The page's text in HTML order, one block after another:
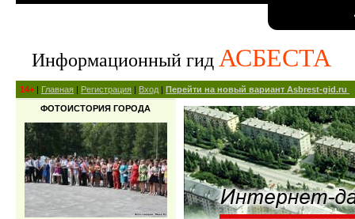
Информационный гид АСБЕСТА
14+ | Главная | Регистрация | Вход | Перейти на новый вариант Asbrest-gid.ru
ФОТОИСТОРИЯ ГОРОДА